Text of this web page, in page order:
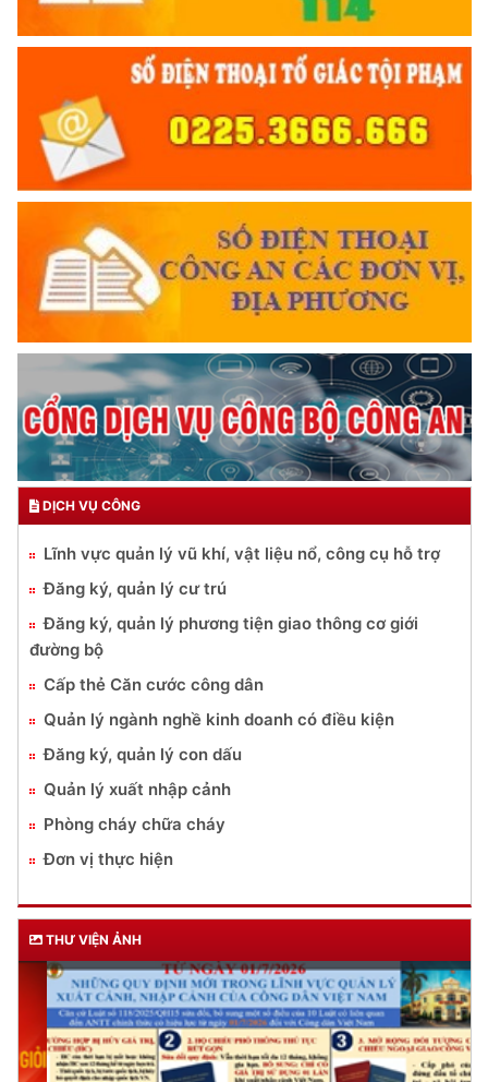
DỊCH VỤ CÔNG
Lĩnh vực quản lý vũ khí, vật liệu nổ, công cụ hỗ trợ
Đăng ký, quản lý cư trú
Đăng ký, quản lý phương tiện giao thông cơ giới
đường bộ
Cấp thẻ Căn cước công dân
Quản lý ngành nghề kinh doanh có điều kiện
Đăng ký, quản lý con dấu
Quản lý xuất nhập cảnh
Phòng cháy chữa cháy
Đơn vị thực hiện
THƯ VIỆN ẢNH